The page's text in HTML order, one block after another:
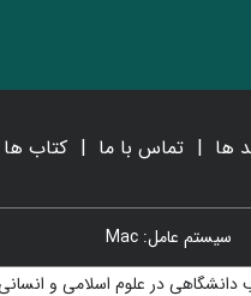
ها تماس با ما کتاب ها
سیستم عامل: Mac
دانشگاهی در علوم اسلامی و